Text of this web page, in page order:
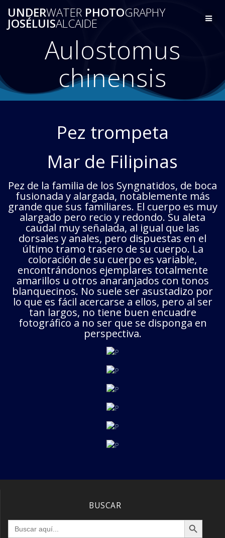
al
UNDERWATER PHOTOGRAPHY
JOSÉLUISALCAIDE
Aulostomus
chinensis
Pez trompeta
Mar de Filipinas
Pez de la familia de los Syngnatidos, de boca
fusionada y alargada, notablemente más
grande que sus familiares. El cuerpo es muy
alargado pero recio y redondo. Su aleta
caudal muy señalada, al igual que las
dorsales y anales, pero dispuestas en el
último tramo trasero de su cuerpo. La
coloración de su cuerpo es variable,
encontrándonos ejemplares totalmente
amarillos u otros anaranjados con tonos
blanquecinos. No suele ser asustadizo por
lo que es fácil acercarse a ellos, pero al ser
tan largos, no tiene buen encuadre
fotográfico a no ser que se disponga en
perspectiva.
BUSCAR
Buscar: Botón de búsqueda